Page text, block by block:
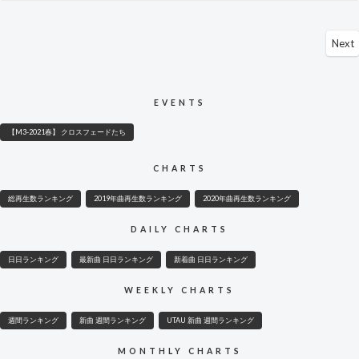
Next
EVENTS
【M3-2021春】 クロスフェードたち
CHARTS
総再生数ランキング 2019年曲再生数ランキング 2020年曲再生数ランキング
DAILY CHARTS
日日ランキング 最新曲 日日ランキング 新着曲 日日ランキング
WEEKLY CHARTS
週間ランキング 新曲 週間ランキング UTAU 新曲 週間ランキング
MONTHLY CHARTS